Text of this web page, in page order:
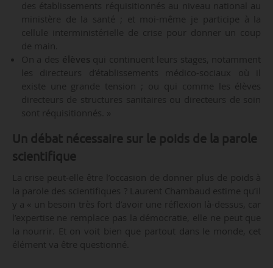
des établissements réquisitionnés au niveau national au
ministère de la santé ; et moi-même je participe à la
cellule interministérielle de crise pour donner un coup
de main.
On a des élèves qui continuent leurs stages, notamment
les directeurs d’établissements médico-sociaux où il
existe une grande tension ; ou qui comme les élèves
directeurs de structures sanitaires ou directeurs de soin
sont réquisitionnés. »
Un débat nécessaire sur le poids de la parole
scientifique
La crise peut-elle être l’occasion de donner plus de poids à
la parole des scientifiques ? Laurent Chambaud estime qu’il
y a « un besoin très fort d’avoir une réflexion là-dessus, car
l’expertise ne remplace pas la démocratie, elle ne peut que
la nourrir. Et on voit bien que partout dans le monde, cet
élément va être questionné.